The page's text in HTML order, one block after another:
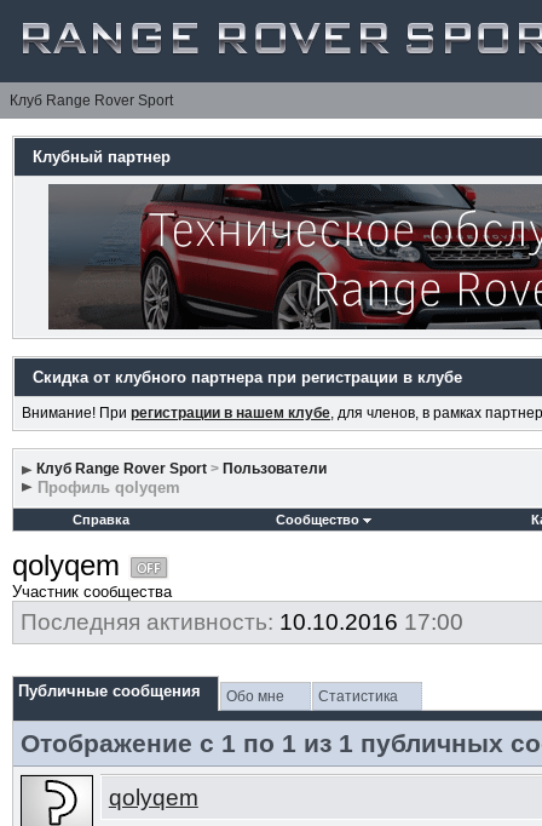
Клуб Range Rover Sport
Клубный партнер
Скидка от клубного партнера при регистрации в клубе
Внимание! При регистрации в нашем клубе, для членов, в рамках
Клуб Range Rover Sport > Пользователи
Профиль qolyqem
Справка Сообщество
qolyqem
Участник сообщества
Последняя активность: 10.10.2016 17:00
Публичные сообщения Обо мне Статистика
Отображение с 1 по 1 из 1 публичных
qolyqem